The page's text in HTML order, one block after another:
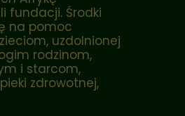
fundacji. Środki
na pomoc
uzdolnionej
rodzinom,
i starcom,
zdrowotnej,